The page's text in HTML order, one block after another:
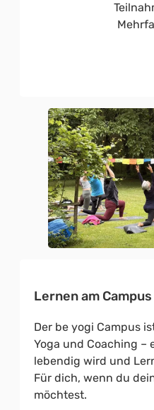
Lernen am Campus
Der be yogi Campus
Yoga und Coaching –
lebendig wird und
Für dich, wenn du
möchtest.